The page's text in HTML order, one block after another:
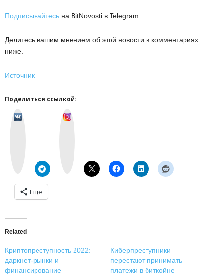
Подписывайтесь на BitNovosti в Telegram.
Делитесь вашим мнением об этой новости в комментариях
ниже.
Источник
Поделиться ссылкой:
Ещё
Related
Криптопреступность 2022:
даркнет-рынки и
финансирование
Киберпреступники
перестают принимать
платежи в биткойне